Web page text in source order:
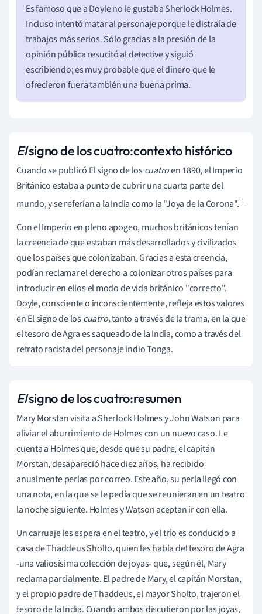
Es famoso que a Doyle no le gustaba Sherlock Holmes.
Incluso intentó matar al personaje porque le distraía de
trabajos más serios. Sólo gracias a la presión de la
opinión pública resucitó al detective y siguió
escribiendo; es muy probable que el dinero que le
ofrecieron fuera también una buena prima.
Elsigno de los cuatro:contexto histórico
Cuando se publicó El signo de loscuatroen 1890, el Imperio
Británico estaba a punto de cubrir una cuarta parte del
mundo, y se referían a la India como la "Joya de la Corona". 1
Con el Imperio en pleno apogeo, muchos británicos tenían
la creencia de que estaban más desarrollados y civilizados
que los países que colonizaban. Gracias a esta creencia,
podían reclamar el derecho a colonizar otros países para
introducir en ellos el modo de vida británico "correcto".
Doyle, consciente o inconscientemente, refleja estos valores
en El signo de loscuatro,tanto a través de la trama, en la que
el tesoro de Agra es saqueado de la India, como a través del
retrato racista del personaje indio Tonga.
Elsigno de los cuatro:resumen
Mary Morstan visita a Sherlock Holmes y John Watson para
aliviar el aburrimiento de Holmes con un nuevo caso. Le
cuenta a Holmes que, desde que su padre, el capitán
Morstan, desapareció hace diez años, ha recibido
anualmente perlas por correo. Este año, su perla llegó con
una nota, en la que se le pedía que se reunieran en un teatro
la noche siguiente. Holmes y Watson aceptan ir con ella.
Un carruaje les espera en el teatro, y el trío es conducido a
casa de Thaddeus Sholto, quien les habla del tesoro de Agra
-una valiosísima colección de joyas- que, según él, Mary
reclama parcialmente. El padre de Mary, el capitán Morstan,
y el propio padre de Thaddeus, el mayor Sholto, trajeron el
tesoro de la India. Cuando ambos discutieron por las joyas,